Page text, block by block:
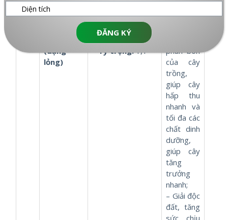
5
Diamond
Grow®
Ful-Grow
Gold 2X
(dạng
lỏng)
(thông số từ nhà
sản xuất)
H20
–Tỷ trọng:1,1
cường
phân bón
của cây
trồng,
giúp cây
hấp thu
nhanh và
tối đa các
chất dinh
dưỡng,
giúp cây
tăng
trưởng
nhanh;
– Giải độc
đất, tăng
sức chịu
ĐĂNG KÝ